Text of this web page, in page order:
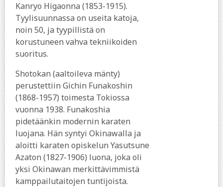
Kanryo Higaonna (1853-1915).
Tyylisuunnassa on useita katoja,
noin 50, ja tyypillistä on
korustuneen vahva tekniikoiden
suoritus.
Shotokan (aaltoileva mänty)
perustettiin Gichin Funakoshin
(1868-1957) toimesta Tokiossa
vuonna 1938. Funakoshia
pidetäänkin modernin karaten
luojana. Hän syntyi Okinawalla ja
aloitti karaten opiskelun Yasutsune
Azaton (1827-1906) luona, joka oli
yksi Okinawan merkittävimmistä
kamppailutaitojen tuntijoista.